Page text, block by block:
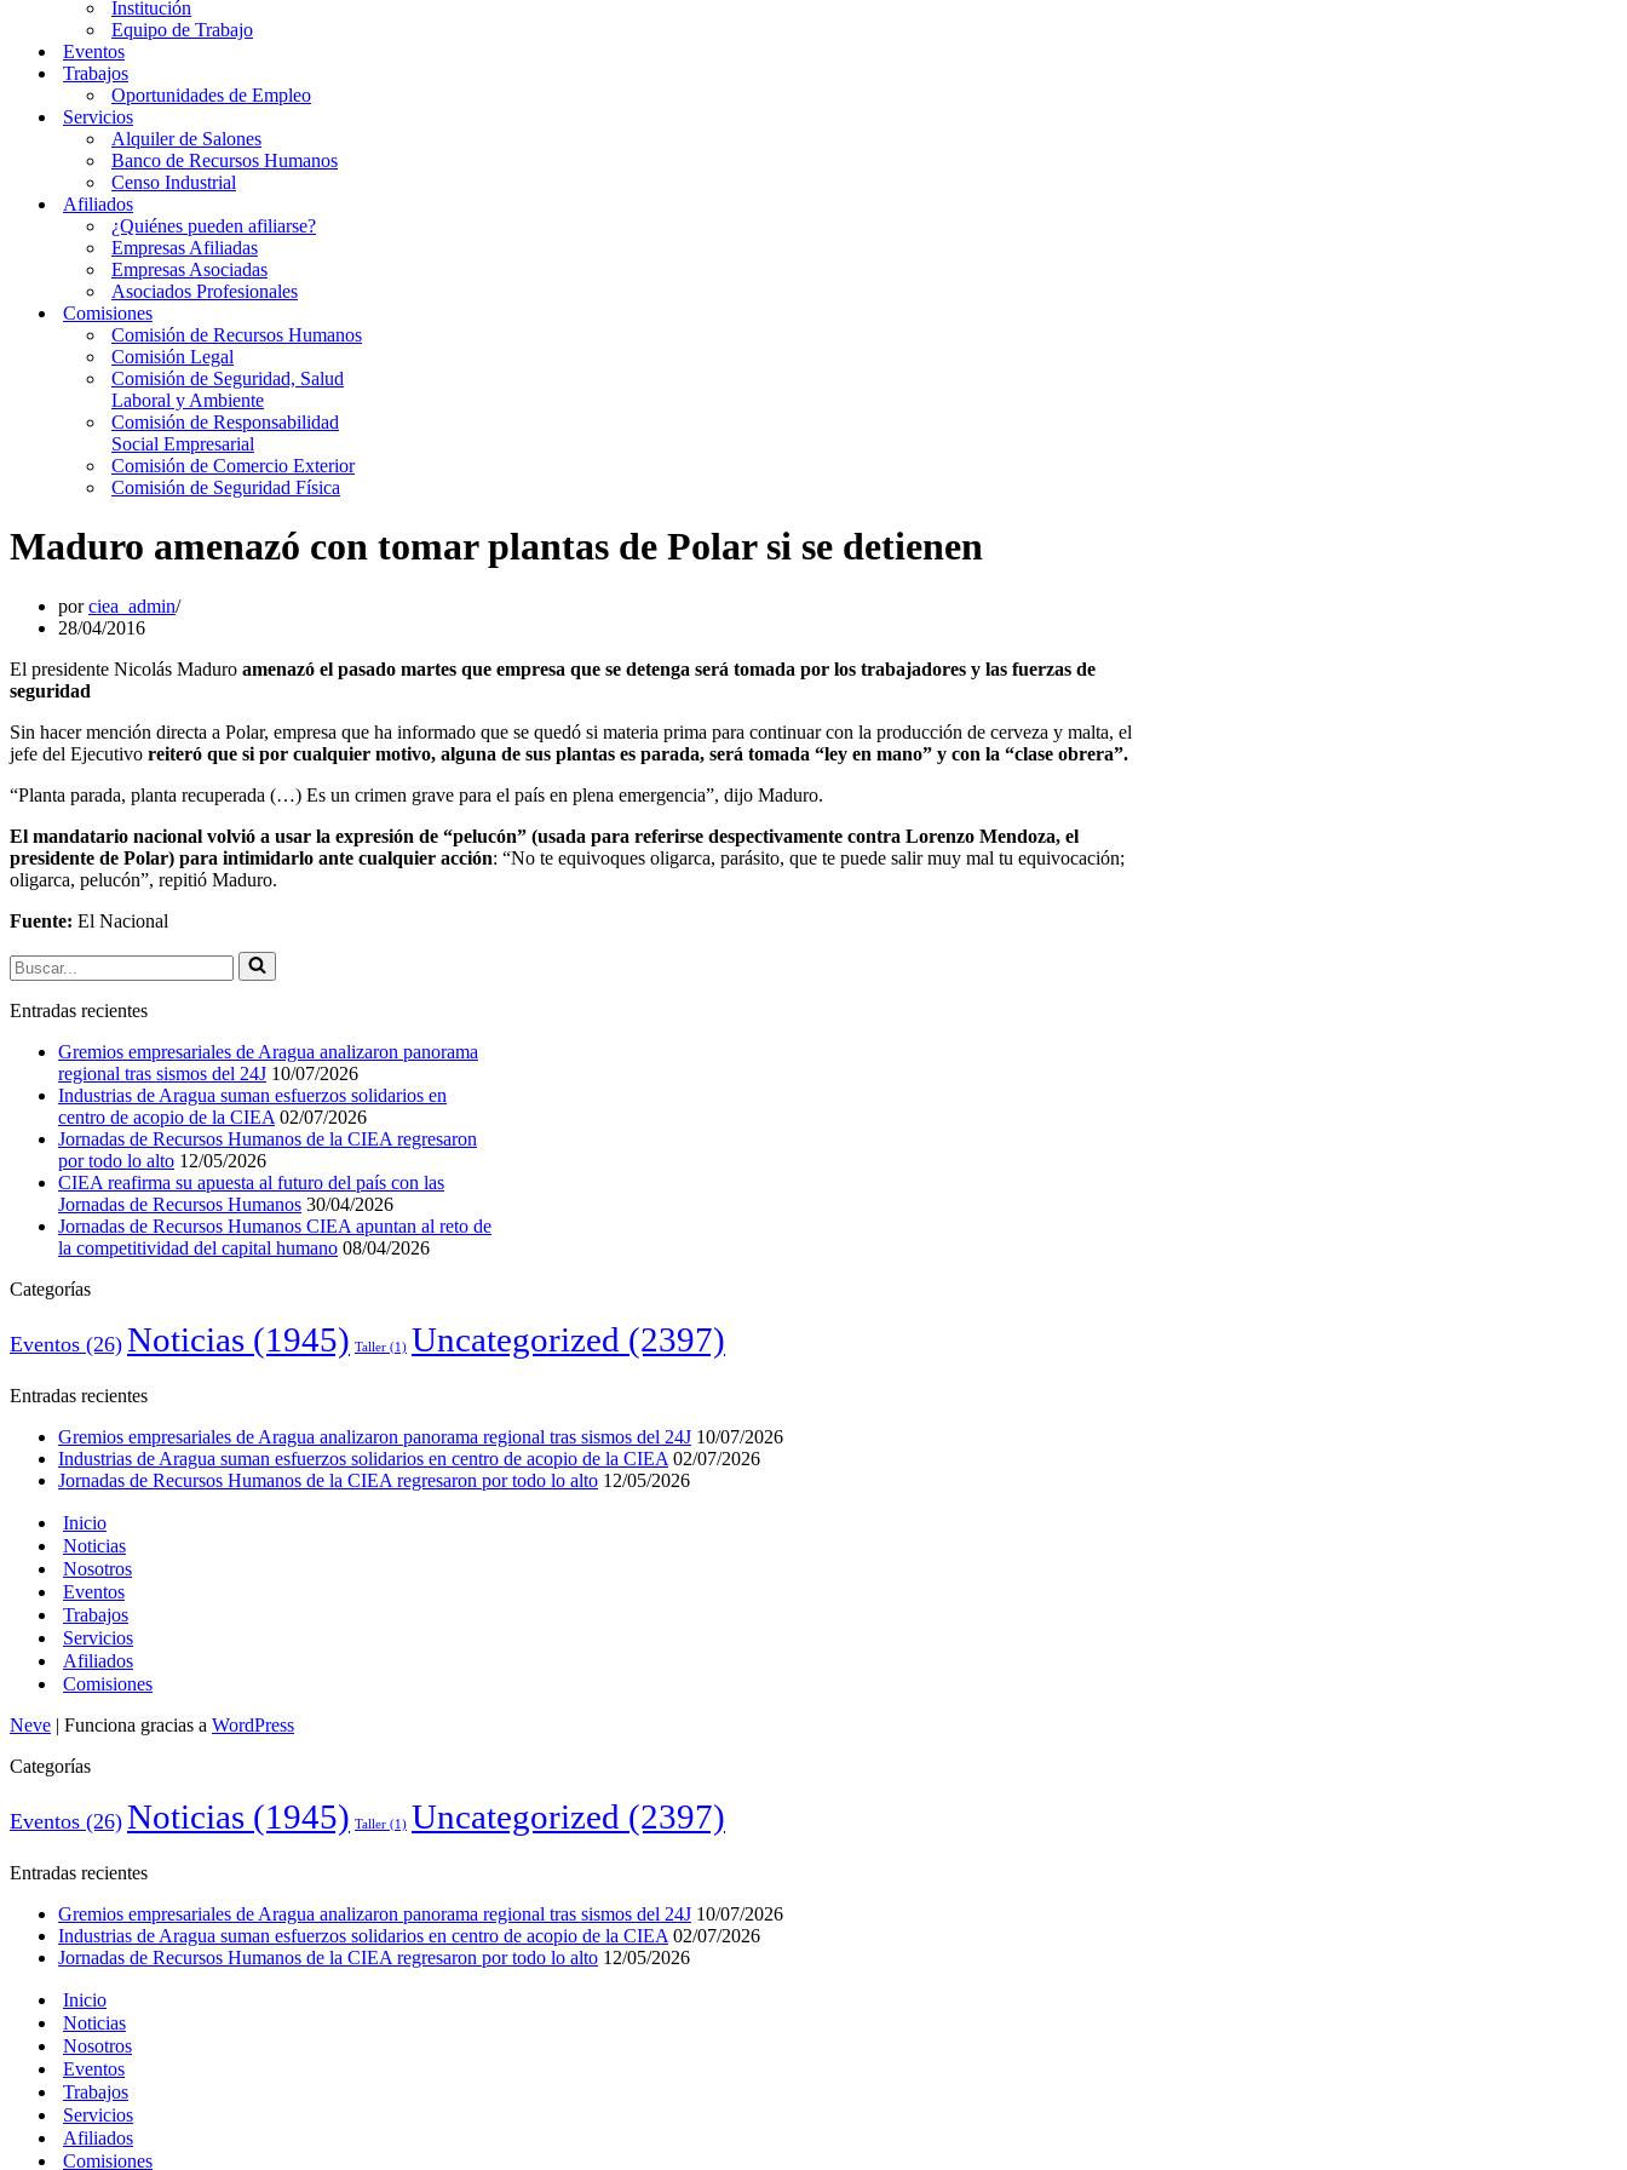
Institución
Equipo de Trabajo
Eventos
Trabajos
Oportunidades de Empleo
Servicios
Alquiler de Salones
Banco de Recursos Humanos
Censo Industrial
Afiliados
¿Quiénes pueden afiliarse?
Empresas Afiliadas
Empresas Asociadas
Asociados Profesionales
Comisiones
Comisión de Recursos Humanos
Comisión Legal
Comisión de Seguridad, Salud
Laboral y Ambiente
Comisión de Responsabilidad
Social Empresarial
Comisión de Comercio Exterior
Comisión de Seguridad Física
Maduro amenazó con tomar plantas de Polar si se detienen
porciea_admin
28/04/2016
El presidente Nicolás Maduro amenazó el pasado martes que empresa que se detenga será tomada por los trabajadores y las fuerzas de
seguridad
Sin hacer mención directa a Polar, empresa que ha informado que se quedó si materia prima para continuar con la producción de cerveza y malta, el
jefe del Ejecutivo reiteró que si por cualquier motivo, alguna de sus plantas es parada, será tomada “ley en mano” y con la “clase obrera”.
“Planta parada, planta recuperada (…) Es un crimen grave para el país en plena emergencia”, dijo Maduro.
El mandatario nacional volvió a usar la expresión de “pelucón” (usada para referirse despectivamente contra Lorenzo Mendoza, el
presidente de Polar) para intimidarlo ante cualquier acción: “No te equivoques oligarca, parásito, que te puede salir muy mal tu equivocación;
oligarca, pelucón”, repitió Maduro.
Fuente: El Nacional
Buscar...
Entradas recientes
Gremios empresariales de Aragua analizaron panorama
regional tras sismos del 24J 10/07/2026
Industrias de Aragua suman esfuerzos solidarios en
centro de acopio de la CIEA 02/07/2026
Jornadas de Recursos Humanos de la CIEA regresaron
por todo lo alto 12/05/2026
CIEA reafirma su apuesta al futuro del país con las
Jornadas de Recursos Humanos 30/04/2026
Jornadas de Recursos Humanos CIEA apuntan al reto de
la competitividad del capital humano 08/04/2026
Categorías
Eventos (26) Noticias (1945) Taller (1) Uncategorized (2397)
Entradas recientes
Gremios empresariales de Aragua analizaron panorama regional tras sismos del 24J 10/07/2026
Industrias de Aragua suman esfuerzos solidarios en centro de acopio de la CIEA 02/07/2026
Jornadas de Recursos Humanos de la CIEA regresaron por todo lo alto 12/05/2026
Inicio
Noticias
Nosotros
Eventos
Trabajos
Servicios
Afiliados
Comisiones
Neve | Funciona gracias a WordPress
Categorías
Eventos (26) Noticias (1945) Taller (1) Uncategorized (2397)
Entradas recientes
Gremios empresariales de Aragua analizaron panorama regional tras sismos del 24J 10/07/2026
Industrias de Aragua suman esfuerzos solidarios en centro de acopio de la CIEA 02/07/2026
Jornadas de Recursos Humanos de la CIEA regresaron por todo lo alto 12/05/2026
Inicio
Noticias
Nosotros
Eventos
Trabajos
Servicios
Afiliados
Comisiones